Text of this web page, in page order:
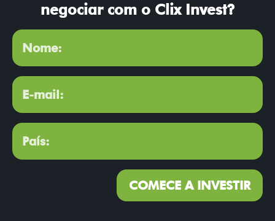
negociar com o Clix Invest?
COMECE A INVESTIR